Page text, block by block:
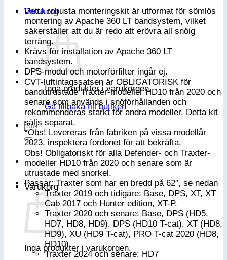
Varukorg
Inga produkter i varukorgen.
Gå tillbaka till butiken
Sök
efter:
Varukorg
Inga produkter i varukorgen.
mängd
Detta robusta monteringskit är utformat för sömlös
montering av Apache 360 LT bandsystem, vilket
säkerställer att du är redo att erövra all snöig
terräng.
Krävs för installation av Apache 360 LT
bandsystem.
DPS-modul och motorförfilter ingår ej.
CVT-luftintagssatsen är OBLIGATORISK för
bandutrustade Traxter-modeller HD10 från 2020 och
senare som används i snöförhållanden och
rekommenderas starkt för andra modeller. Detta kit
säljs separat.
*Obs! Levereras från fabriken på vissa modellår
2023, inspektera fordonet för att bekräfta.
Obs! Obligatoriskt för alla Defender- och Traxter-
modeller HD10 från 2020 och senare som är
utrustade med snorkel.
Passar: Traxter som har en bredd på 62″, se nedan
Traxter 2019 och tidigare: Base, DPS, XT, XT
Cab 2017 och Hunter edition, XT-P.
Traxter 2020 och senare: Base, DPS (HD5,
HD7, HD8, HD9), DPS (HD10 T-cat), XT (HD8,
HD9), XU (HD9 T-cat), PRO T-cat 2020 (HD8,
HD10)
Traxter 2024 och senare: HD7